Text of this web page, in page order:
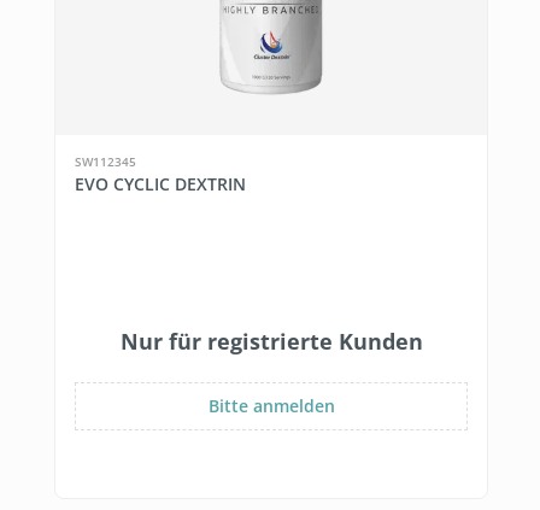
SW112345
EVO CYCLIC DEXTRIN
Nur für registrierte Kunden
Bitte anmelden